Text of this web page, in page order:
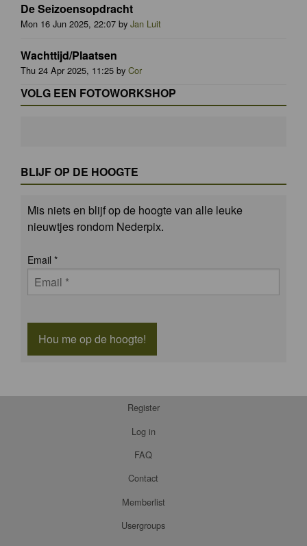
De Seizoensopdracht
Mon 16 Jun 2025, 22:07 by Jan Luit
Wachttijd/Plaatsen
Thu 24 Apr 2025, 11:25 by Cor
VOLG EEN FOTOWORKSHOP
BLIJF OP DE HOOGTE
Mis niets en blijf op de hoogte van alle leuke
nieuwtjes rondom Nederpix.
Email *
Hou me op de hoogte!
Register
Log in
FAQ
Contact
Memberlist
Usergroups